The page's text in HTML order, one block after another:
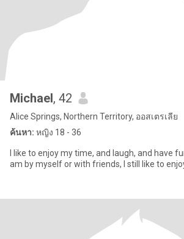
Michael, 42
Alice Springs, Northern Territory, ออสเตรเลีย
ค้นหา: หญิง 18 - 36
I like to enjoy my time, and laugh, and have
am by myself or with friends, I still like to